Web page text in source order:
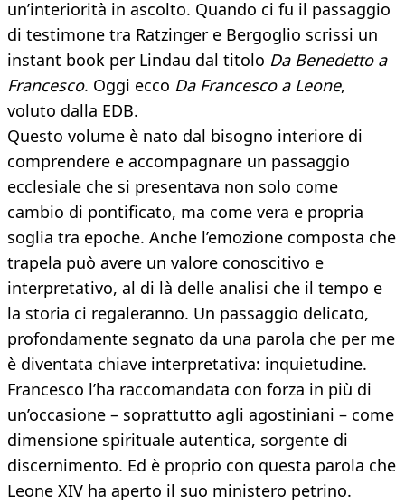
un’interiorità in ascolto. Quando ci fu il passaggio
di testimone tra Ratzinger e Bergoglio scrissi un
instant book per Lindau dal titolo Da Benedetto a
Francesco. Oggi ecco Da Francesco a Leone,
voluto dalla EDB.
Questo volume è nato dal bisogno interiore di
comprendere e accompagnare un passaggio
ecclesiale che si presentava non solo come
cambio di pontificato, ma come vera e propria
soglia tra epoche. Anche l’emozione composta che
trapela può avere un valore conoscitivo e
interpretativo, al di là delle analisi che il tempo e
la storia ci regaleranno. Un passaggio delicato,
profondamente segnato da una parola che per me
è diventata chiave interpretativa: inquietudine.
Francesco l’ha raccomandata con forza in più di
un’occasione – soprattutto agli agostiniani – come
dimensione spirituale autentica, sorgente di
discernimento. Ed è proprio con questa parola che
Leone XIV ha aperto il suo ministero petrino.